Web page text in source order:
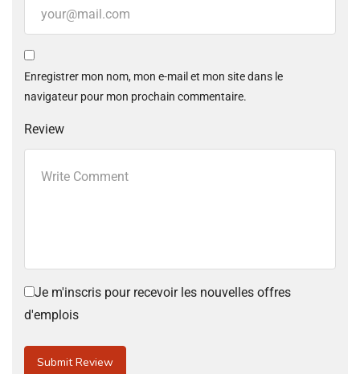
Enregistrer mon nom, mon e-mail et mon site dans le
navigateur pour mon prochain commentaire.
Review
Je m'inscris pour recevoir les nouvelles offres
d'emplois